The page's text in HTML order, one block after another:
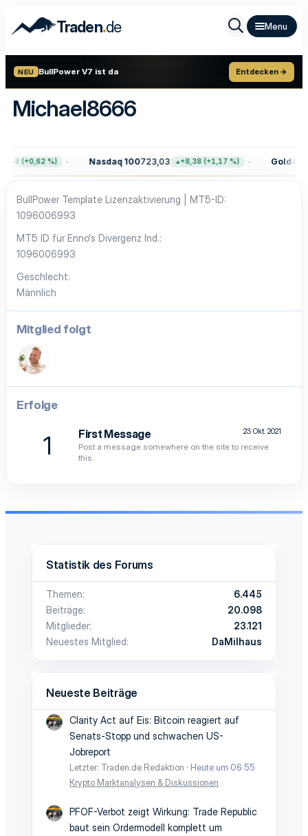
Traden.de
NEU BullPower V7 ist da Entdecken →
Michael8666
(+0,62 %) Nasdaq 100723,03 +8,38 (+1,17 %) Gold
BullPower Template Lizenzaktivierung | MT5-ID
1096006993
MT5 ID für Enno's Divergenz Ind.
1096006993
Geschlecht
Männlich
Mitglied folgt
Erfolge
1 23 Okt. 2021
First Message
Post a message somewhere on the site to receive
this.
Statistik des Forums
Themen
6.445
Beiträge
20.098
Mitglieder
23.121
Neuestes Mitglied
DaMilhaus
Neueste Beiträge
Clarity Act auf Eis: Bitcoin reagiert auf
Senats-Stopp und schwachen US-
Jobreport
Letzter: Traden.de Redaktion
Heute um 06:55
Krypto Marktanalysen & Diskussionen
PFOF-Verbot zeigt Wirkung: Trade Republic
baut sein Ordermodell komplett um